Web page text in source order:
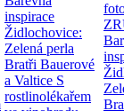
inspirace
Židlochovice:
Zelená perla
Bratři Bauerové
a Valtice S
rostlinolékařem